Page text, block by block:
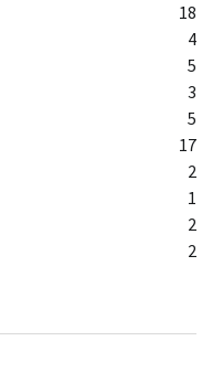
18
4
5
3
5
17
2
1
2
2